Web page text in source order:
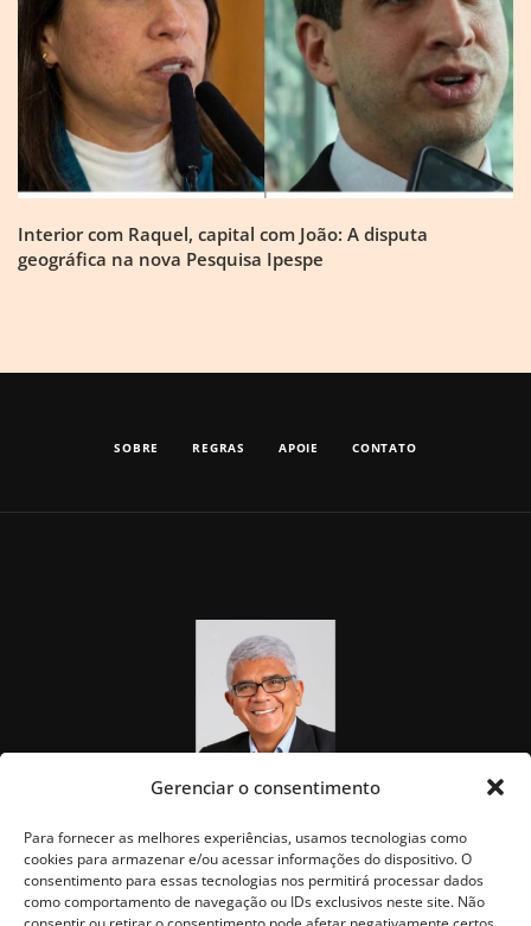
Gerenciar o consentimento
Para fornecer as melhores experiências, usamos tecnologias como
cookies para armazenar e/ou acessar informações do dispositivo. O
consentimento para essas tecnologias nos permitirá processar dados
como comportamento de navegação ou IDs exclusivos neste site. Não
Interior com Raquel, capital com João: A disputa
geográfica na nova Pesquisa Ipespe
SOBRE REGRAS APOIE CONTATO